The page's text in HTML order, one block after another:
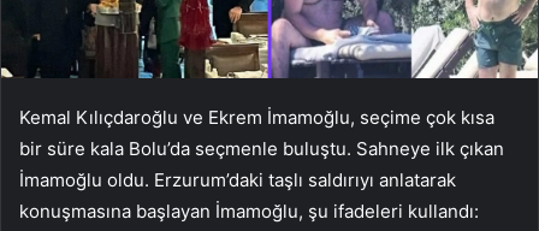
Kemal Kılıçdaroğlu ve Ekrem İmamoğlu, seçime çok kısa
bir süre kala Bolu’da seçmenle buluştu. Sahneye ilk çıkan
İmamoğlu oldu. Erzurum’daki taşlı saldırıyı anlatarak
konuşmasına başlayan İmamoğlu, şu ifadeleri kullandı: